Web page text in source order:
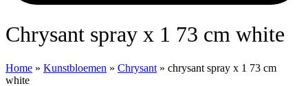
chrysant spray x 1 73 cm white
Home » Kunstbloemen » Chrysant » chrysant spray x 1 73 cm
white